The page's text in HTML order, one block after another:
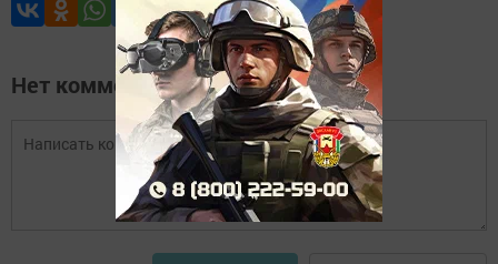
Нет комментариев